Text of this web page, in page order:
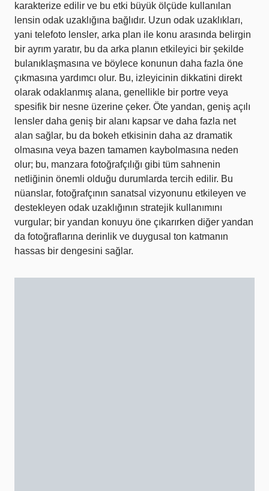
karakterize edilir ve bu etki büyük ölçüde kullanılan
lensin odak uzaklığına bağlıdır. Uzun odak uzaklıkları,
yani telefoto lensler, arka plan ile konu arasında belirgin
bir ayrım yaratır, bu da arka planın etkileyici bir şekilde
bulanıklaşmasına ve böylece konunun daha fazla öne
çıkmasına yardımcı olur. Bu, izleyicinin dikkatini direkt
olarak odaklanmış alana, genellikle bir portre veya
spesifik bir nesne üzerine çeker. Öte yandan, geniş açılı
lensler daha geniş bir alanı kapsar ve daha fazla net
alan sağlar, bu da bokeh etkisinin daha az dramatik
olmasına veya bazen tamamen kaybolmasına neden
olur; bu, manzara fotoğrafçılığı gibi tüm sahnenin
netliğinin önemli olduğu durumlarda tercih edilir. Bu
nüanslar, fotoğrafçının sanatsal vizyonunu etkileyen ve
destekleyen odak uzaklığının stratejik kullanımını
vurgular; bir yandan konuyu öne çıkarırken diğer yandan
da fotoğraflarına derinlik ve duygusal ton katmanın
hassas bir dengesini sağlar.